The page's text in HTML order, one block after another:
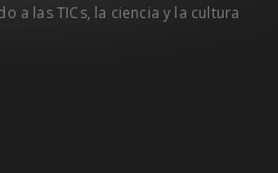
a las TICs, la ciencia y la cultura